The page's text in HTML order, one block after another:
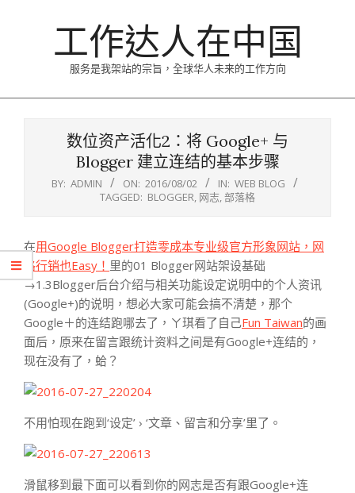
工作达人在中国
服务是我架站的宗旨，全球华人未来的工作方向
数位资产活化2：将 Google+ 与
Blogger 建立连结的基本步骤
BY: ADMIN ON: 2016/08/02 IN: WEB BLOG
TAGGED: BLOGGER, 网志,部落格
在用Google Blogger打造零成本专业级官方形象网站，网
路行销也Easy！ 里的01 Blogger网站架设基础
→1.3Blogger后台介绍与相关功能设定说明中的个人资讯
(Google+)的说明，想必大家可能会搞不清楚，那个
Google＋的连结跑哪去了，ㄚ琪看了自己Fun Taiwan的画
面后，原来在留言跟统计资料之间是有Google+连结的，
现在没有了，蛤？
不用怕现在跑到‘设定’ › ‘文章、留言和分享’里了。
滑鼠移到最下面可以看到你的网志是否有跟Google+连